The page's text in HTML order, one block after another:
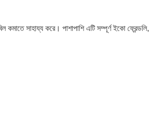
সাহায্য করে। পাশাপাশি এটি সম্পূর্ণ ইকো ফ্রেন্ডলি,